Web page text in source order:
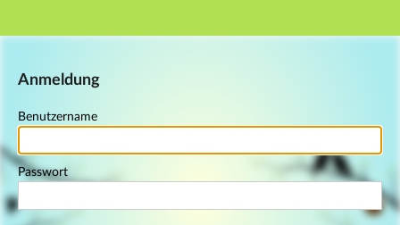
Hauptnavigation
Anmeldung
Benutzername
Passwort